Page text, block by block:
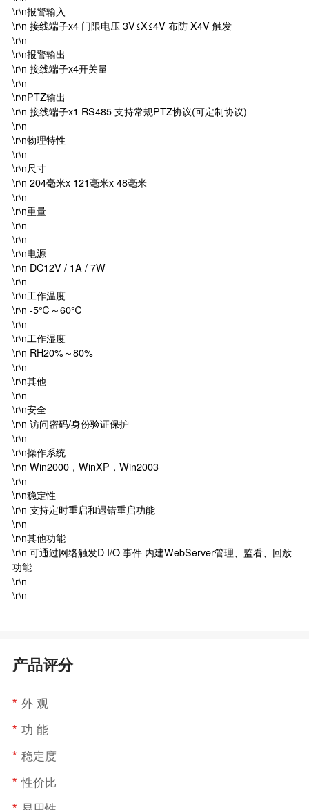
\r\n报警输入
\r\n 接线端子x4 门限电压 3V≤X≤4V 布防 X4V 触发
\r\n
\r\n报警输出
\r\n 接线端子x4开关量
\r\n
\r\nPTZ输出
\r\n 接线端子x1 RS485 支持常规PTZ协议(可定制协议)
\r\n
\r\n物理特性
\r\n
\r\n尺寸
\r\n 204毫米x 121毫米x 48毫米
\r\n
\r\n重量
\r\n
\r\n
\r\n电源
\r\n DC12V / 1A / 7W
\r\n
\r\n工作温度
\r\n ­-5℃～60℃
\r\n
\r\n工作湿度
\r\n RH20%～80%
\r\n
\r\n其他
\r\n
\r\n安全
\r\n 访问密码/身份验证保护
\r\n
\r\n操作系统
\r\n Win2000，WinXP，Win2003
\r\n
\r\n稳定性
\r\n 支持定时重启和遇错重启功能
\r\n
\r\n其他功能
\r\n 可通过网络触发D I/O 事件 内建WebServer管理、监看、回放
功能
\r\n
\r\n
产品评分
* 外 观
* 功 能
* 稳定度
* 性价比